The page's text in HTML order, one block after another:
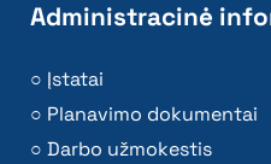
Administracinė
Įstatai
Planavimo dokumentai
Darbo užmokestis